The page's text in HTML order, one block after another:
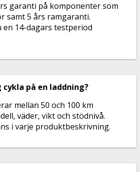
garanti på komponenter som
samt 5 års ramgaranti.
en 14-dagars testperiod
på en laddning?
mellan 50 och 100 km
väder, vikt och stödnivå.
i varje produktbeskrivning.